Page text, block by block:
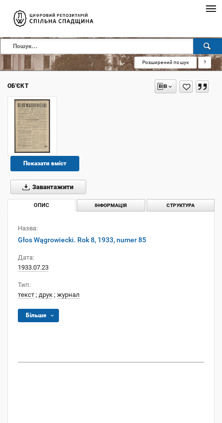
Розширений пошук ?
ОБ'ЄКТ
Показати вміст
Завантажити
ОПИС ІНФОРМАЦІЯ СТРУКТУРА
Назва:
Głos Wągrowiecki. Rok 8, 1933, numer 85
Дата:
1933.07.23
Тип:
текст ; друк ; журнал
Більше